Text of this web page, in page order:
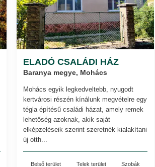
ELADÓ CSALÁDI HÁZ
Baranya megye, Mohács
Mohács egyik legkedveltebb, nyugodt
kertvárosi részén kínálunk megvételre egy
tégla építésű családi házat, amely remek
lehetőség azoknak, akik saját
elképzeléseik szerint szeretnék kialakítani
új otth...
Belső terület Telek terület Szobák